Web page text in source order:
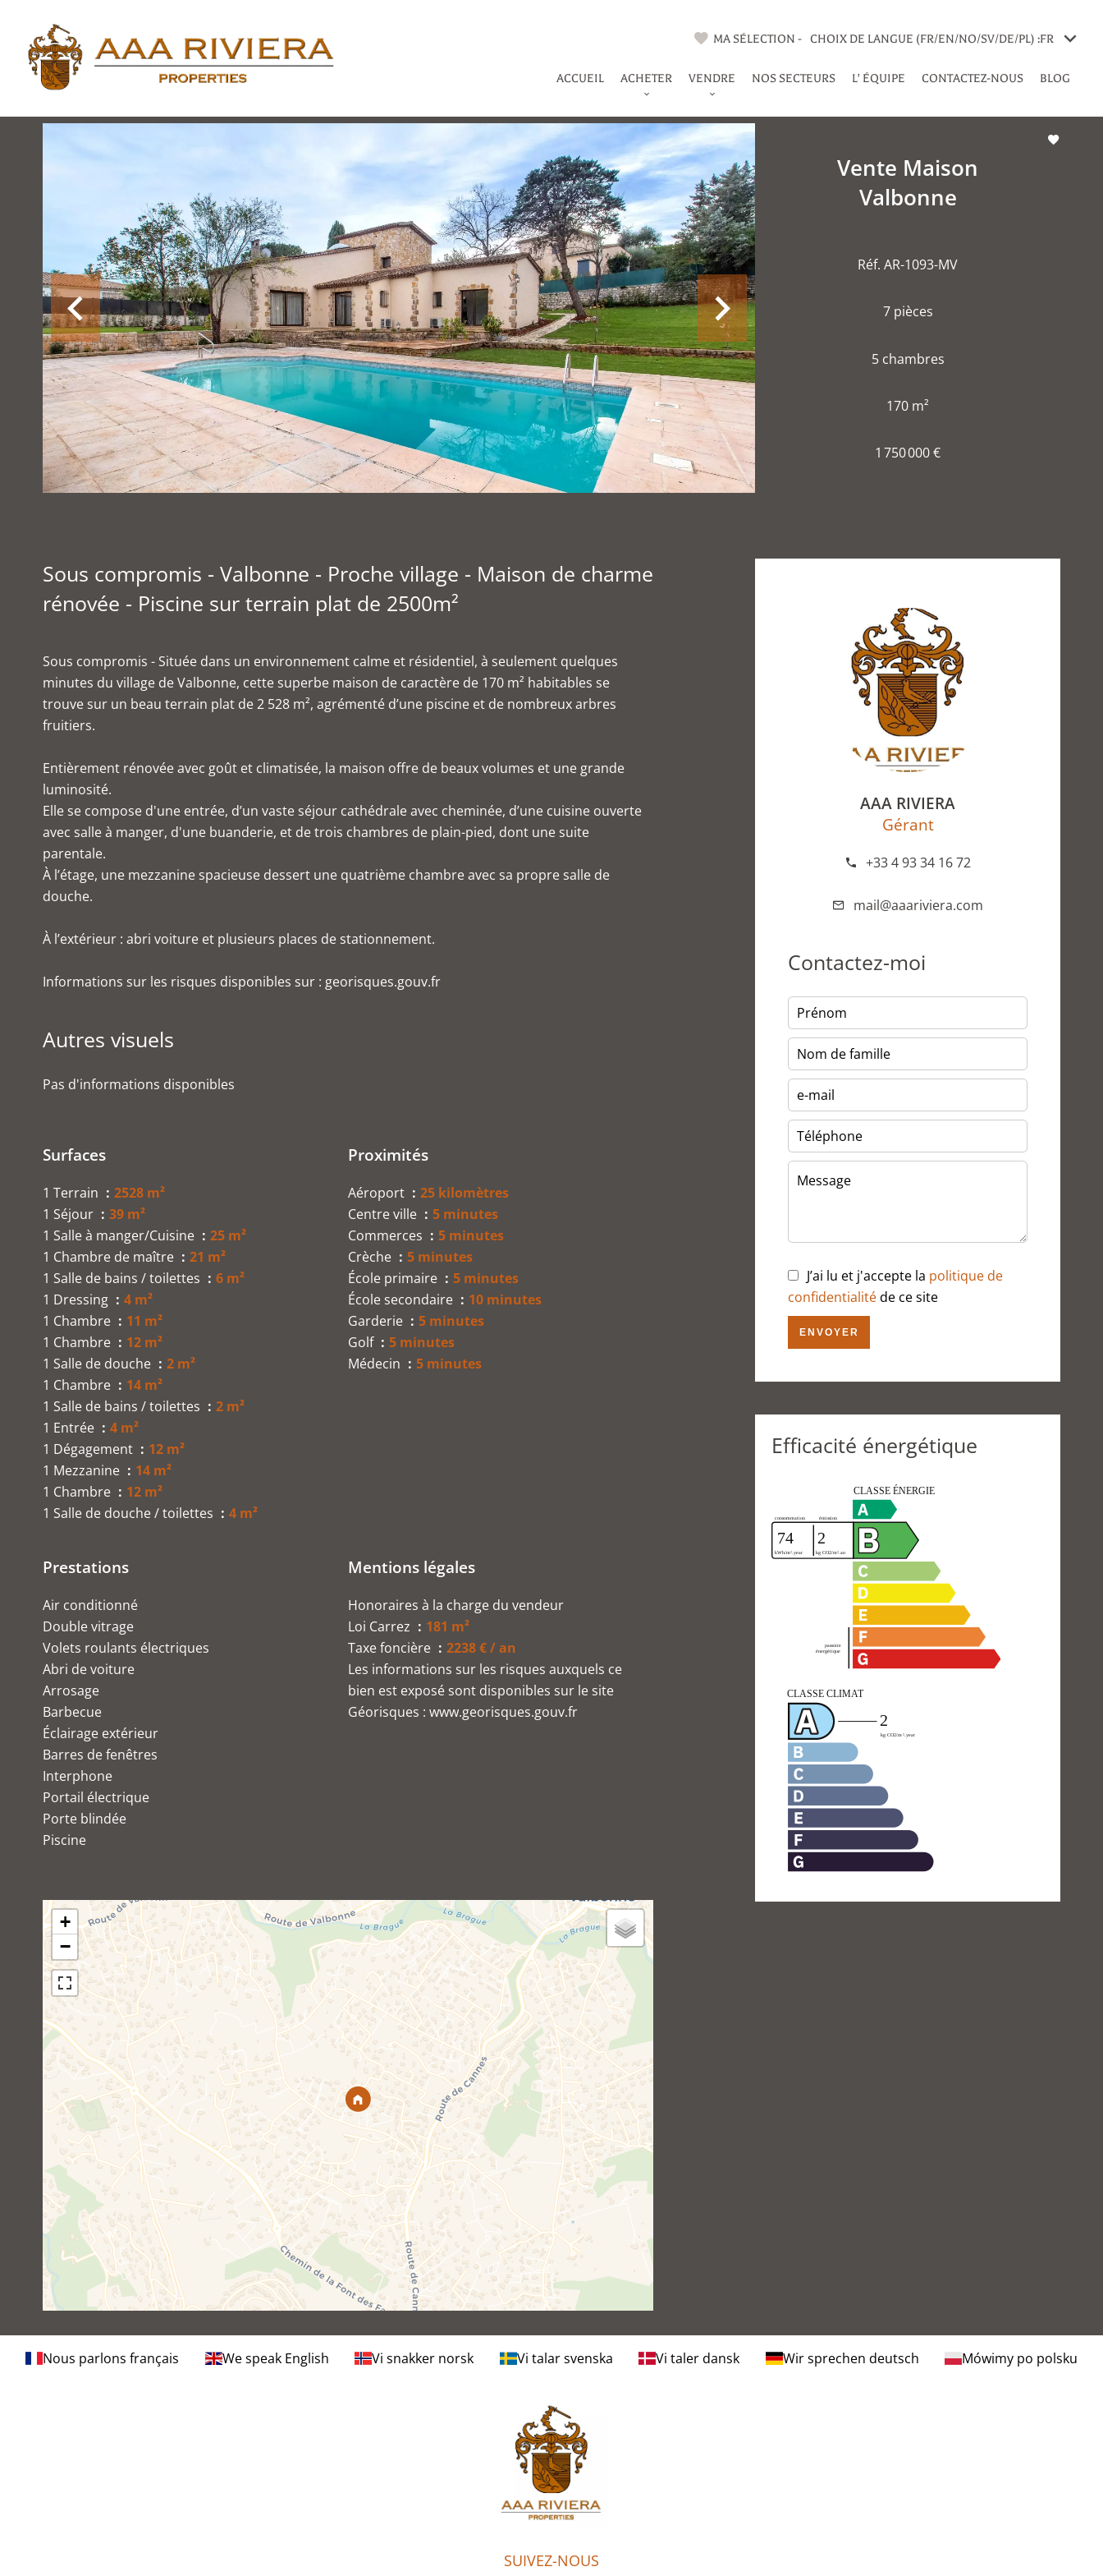
MA SÉLECTION - CHOIX DE LANGUE (FR/EN/NO/SV/DE/PL) :FR
ACCUEIL ACHETER VENDRE NOS SECTEURS L' ÉQUIPE CONTACTEZ-NOUS BLOG
Vente Maison
Valbonne
Réf. AR-1093-MV
7 pièces
5 chambres
170 m²
1 750 000 €
Sous compromis - Valbonne - Proche village - Maison de charme
rénovée - Piscine sur terrain plat de 2500m²
Sous compromis - Située dans un environnement calme et résidentiel, à seulement quelques
minutes du village de Valbonne, cette superbe maison de caractère de 170 m² habitables se
trouve sur un beau terrain plat de 2 528 m², agrémenté d’une piscine et de nombreux arbres
fruitiers.
Entièrement rénovée avec goût et climatisée, la maison offre de beaux volumes et une grande
luminosité.
Elle se compose d'une entrée, d’un vaste séjour cathédrale avec cheminée, d’une cuisine ouverte
avec salle à manger, d'une buanderie, et de trois chambres de plain-pied, dont une suite
parentale.
À l’étage, une mezzanine spacieuse dessert une quatrième chambre avec sa propre salle de
douche.
À l’extérieur : abri voiture et plusieurs places de stationnement.
Informations sur les risques disponibles sur : georisques.gouv.fr
Autres visuels
Pas d'informations disponibles
Surfaces
1 Terrain
2528 m²
1 Séjour
39 m²
1 Salle à manger/Cuisine
25 m²
1 Chambre de maître
21 m²
1 Salle de bains / toilettes
6 m²
1 Dressing
4 m²
1 Chambre
11 m²
1 Chambre
12 m²
1 Salle de douche
2 m²
1 Chambre
14 m²
1 Salle de bains / toilettes
2 m²
1 Entrée
4 m²
1 Dégagement
12 m²
1 Mezzanine
14 m²
1 Chambre
12 m²
1 Salle de douche / toilettes
4 m²
Proximités
Aéroport
25 kilomètres
Centre ville
5 minutes
Commerces
5 minutes
Crèche
5 minutes
École primaire
5 minutes
École secondaire
10 minutes
Garderie
5 minutes
Golf
5 minutes
Médecin
5 minutes
Prestations
Air conditionné
Double vitrage
Volets roulants électriques
Abri de voiture
Arrosage
Barbecue
Éclairage extérieur
Barres de fenêtres
Interphone
Portail électrique
Porte blindée
Piscine
Mentions légales
Honoraires à la charge du vendeur
Loi Carrez
181 m²
Taxe foncière
2238 € / an
Les informations sur les risques auxquels ce
bien est exposé sont disponibles sur le site
Géorisques : www.georisques.gouv.fr
+
−
AAA RIVIERA
Gérant
+33 4 93 34 16 72
mail@aaariviera.com
Contactez-moi
J’ai lu et j'accepte la politique de
confidentialitéde ce site
ENVOYER
Efficacité énergétique
Nous parlons français We speak English Vi snakker norsk Vi talar svenska Vi taler dansk Wir sprechen deutsch Mówimy po polsku
SUIVEZ-NOUS